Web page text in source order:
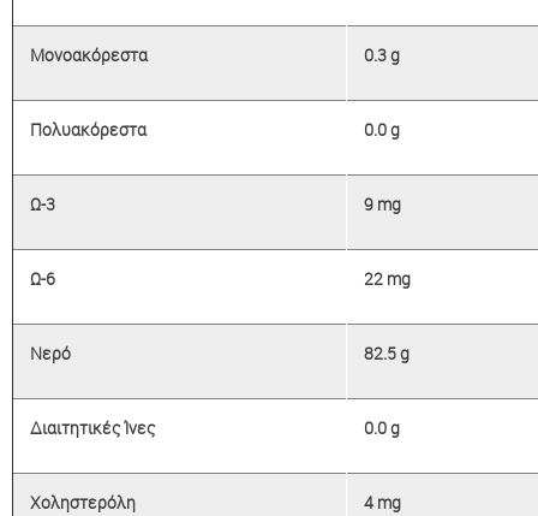
Μονοακόρεστα 0.3 g
Πολυακόρεστα 0.0 g
Ω-3 9 mg
Ω-6 22 mg
Νερό 82.5 g
Διαιτητικές Ίνες 0.0 g
Χοληστερόλη 4 mg